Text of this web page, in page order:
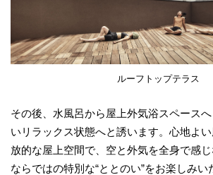
ルーフトップテラス
その後、水風呂から屋上外気浴スペース
いリラックス状態へと誘います。心地よ
放的な屋上空間で、空と外気を全身で感
ならではの特別な“ととのい”をお楽しみい